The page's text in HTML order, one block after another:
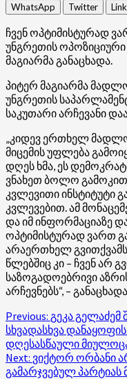
WhatsApp
Twitter
ჩვენ ოპტიმისტურად
უნგრეთის ოპოზიციური
მაგიარმა განაცხადა.
პიტერ მაგიარმა
უნგრეთის
საკუთარი არჩევანი
„კიდევ ერთხელ
მიცემის უფლება
დღეს ხმა, ეს
ვნახეთ ბოლო
კვლევითი ინსტიტუტი
კვლევებით. ამ
და იმ ინფორმაციაზე
ოპტიმისტურად ვართ
არაერთხელ
წლებშიც კი – ჩვენ არ
საზოგადოებრივი
არჩევნებს“, –
Post
navigation
Previous: გეკა გელაძემ
სხვადასხვა
დღესასწაული
Next: ვიქტორ ორბანი
გამარჯვებულ